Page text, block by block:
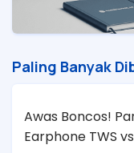
Paling Banyak
Awas Boncos!
Earphone TWS